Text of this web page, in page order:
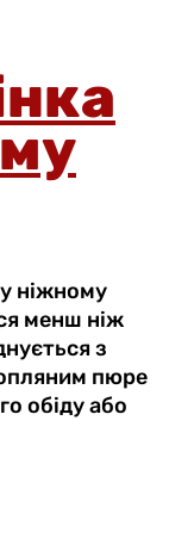
ніжному
менш ніж
з
пюре
обіду або